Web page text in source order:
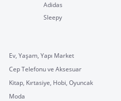
Adidas
Sleepy
Ev, Yaşam, Yapı Market
Cep Telefonu ve Aksesuar
Kitap, Kırtasiye, Hobi, Oyuncak
Moda